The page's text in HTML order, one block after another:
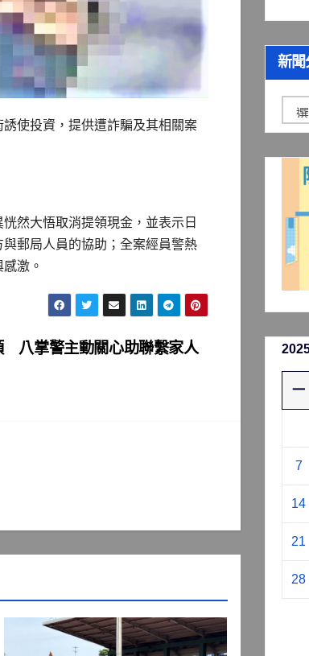
使投資，提供遭詐騙及其相關案
然大悟取消提領現金，並表示日
郵局人員的協助；全案經員警熱
激。
八掌警主動關心助聯繫家人
新聞
聞
分
一
7
14
21
28